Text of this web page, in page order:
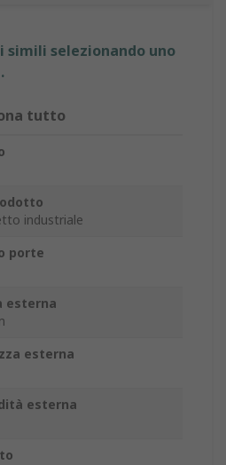
simili selezionando uno
tutto
industriale
porte
esterna
esterna
esterna